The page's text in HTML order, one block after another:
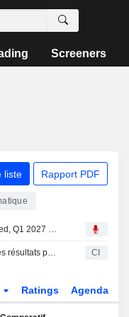
Screeners
liste Rapport PDF
Transcript : Mastek Limited, Q1 2027 Earnings Call, Jul 22, 2026
Mastek Limited publie ses résultats pour le premier trimestre clos le 30 juin 2026 CI
Ratings Agenda